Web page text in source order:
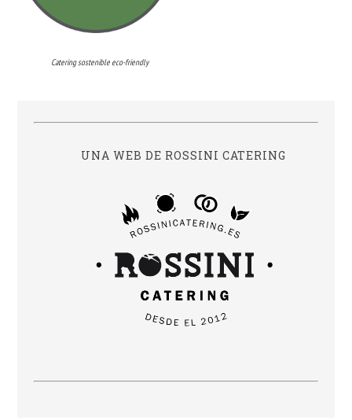
Catering sostenible eco-friendly
UNA WEB DE ROSSINI CATERING